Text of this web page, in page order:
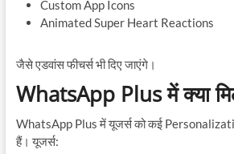
Custom App Icons
Animated Super Heart Reactions
जैसे एडवांस फीचर्स भी दिए जाएंगे।
WhatsApp Plus में क्या
WhatsApp Plus में यूजर्स को कई
हैं। यूजर्स: